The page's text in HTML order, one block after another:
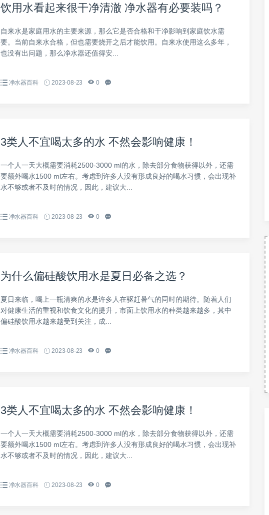
饮用水看起来很干净清澈 净水器有必要装吗？
自来水是家庭用水的主要来源，那么它是否合格和干净影响到家庭饮水需
要。当前自来水合格，但也需要烧开之后才能饮用。自来水使用这么多年，
也没有出问题，那么净水器还值得安...
净水器百科 2023-08-23 0
3类人不宜喝太多的水 不然会影响健康！
一个人一天大概需要消耗2500-3000 ml的水，除去部分食物获得以外，还需
要额外喝水1500 ml左右。考虑到许多人没有形成良好的喝水习惯，会出现补
水不够或者不及时的情况，因此，建议大...
净水器百科 2023-08-23 0
为什么偏硅酸饮用水是夏日必备之选？
夏日来临，喝上一瓶清爽的水是许多人在驱赶暑气的同时的期待。随着人们
对健康生活的重视和饮食文化的提升，市面上饮用水的种类越来越多，其中
偏硅酸饮用水越来越受到关注，成...
净水器百科 2023-08-23 0
3类人不宜喝太多的水 不然会影响健康！
一个人一天大概需要消耗2500-3000 ml的水，除去部分食物获得以外，还需
要额外喝水1500 ml左右。考虑到许多人没有形成良好的喝水习惯，会出现补
水不够或者不及时的情况，因此，建议大...
净水器百科 2023-08-23 0